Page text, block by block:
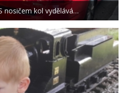
nosičem kol vydělává…